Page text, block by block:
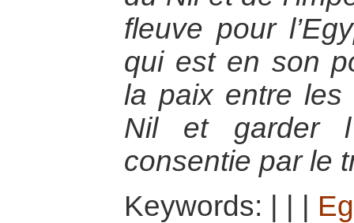
fleuve pour
qui est en son
la paix entre les
Nil et garder
consentie par le
Keywords: